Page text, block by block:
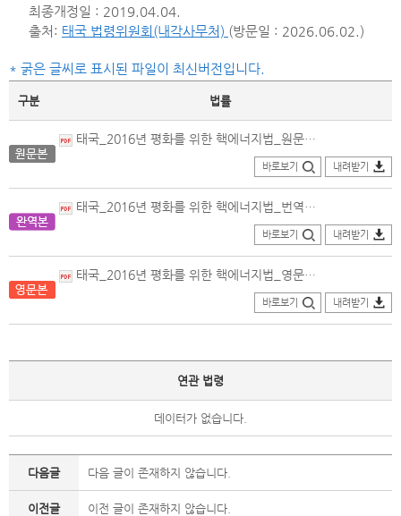
최종개정일 : 2019.04.04.
출처: 태국 법령위원회(내각사무처) (방문일 : 2026.06.02.)
* 굵은 글씨로 표시된 파일이 최신버전입니다.
구분 법률
태국_2016년 평화를 위한 핵에너지법_원문본(2019.04.04.개정).pdf
바로보기 내려받기
태국_2016년 평화를 위한 핵에너지법_번역본(2019.04.04. 개정).pdf
바로보기 내려받기
태국_2016년 평화를 위한 핵에너지법_영문본(2016.08.01.제정).pdf
바로보기 내려받기
연관 법령
데이터가 없습니다.
다음글 다음 글이 존재하지 않습니다.
이전글 이전 글이 존재하지 않습니다.